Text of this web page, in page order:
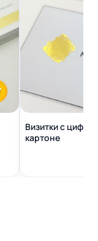
Визитки с
картоне